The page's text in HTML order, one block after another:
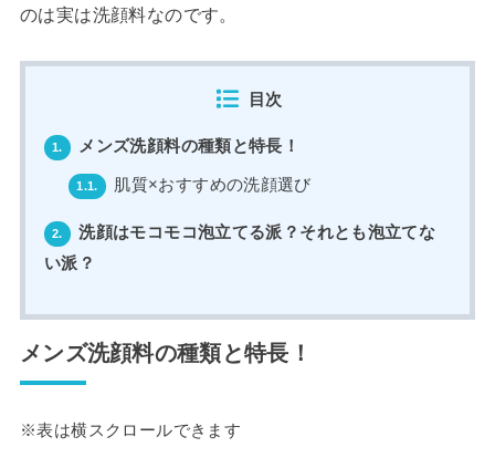
のは実は洗顔料なのです。
目次
1. メンズ洗顔料の種類と特長！
1.1. 肌質×おすすめの洗顔選び
2.
洗顔はモコモコ泡立てる派？それとも泡立てな
い派？
メンズ洗顔料の種類と特長！
※表は横スクロールできます